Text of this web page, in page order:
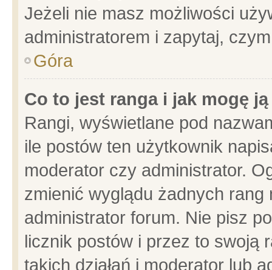
Jeżeli nie masz możliwości
administratorem i zapytaj,
Góra
Co to jest ranga i jak mogę
Rangi, wyświetlane pod
ile postów ten użytkownik
moderator czy administrator.
zmienić wyglądu żadnych
administrator forum. Nie pisz
licznik postów i przez to swoją
takich działań i moderator lub